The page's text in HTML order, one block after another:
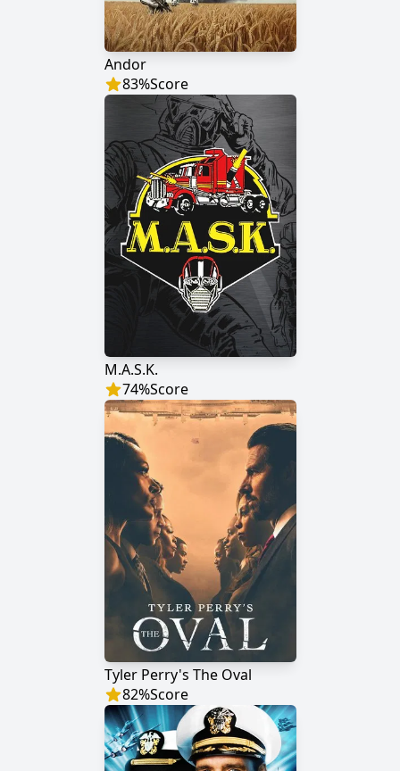
Andor
83%Score
M.A.S.K.
74%Score
Tyler Perry's The Oval
82%Score